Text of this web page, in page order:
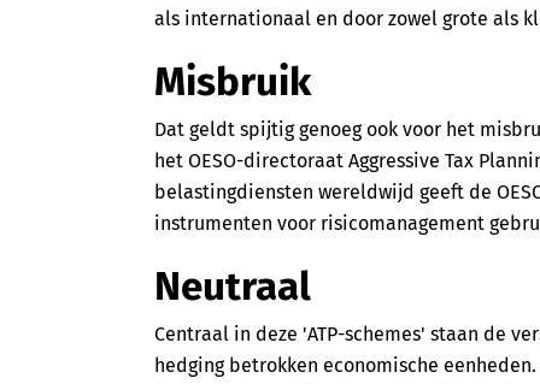
als internationaal en door zowel grote als
Misbruik
Dat geldt spijtig genoeg ook voor het
het OESO-directoraat Aggressive Tax
belastingdiensten wereldwijd geeft de
instrumenten voor risicomanagement
Neutraal
Centraal in deze 'ATP-schemes' staan de
hedging betrokken economische